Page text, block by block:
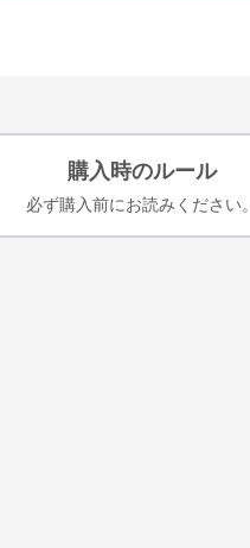
購入時のルール
必ず購入前にお読みください。